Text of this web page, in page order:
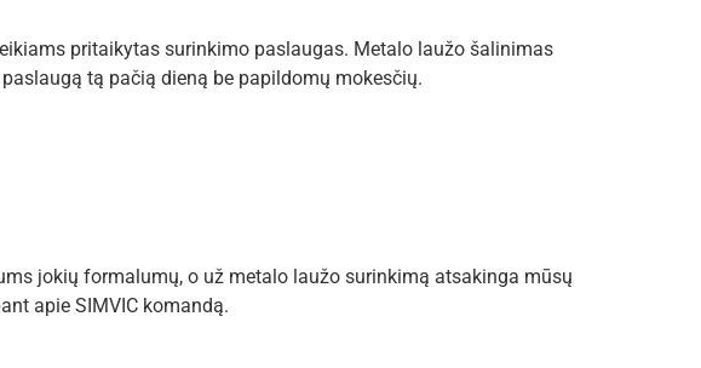
pritaikytas surinkimo paslaugas. Metalo laužo šalinimas
tą pačią dieną be papildomų mokesčių.
jokių formalumų, o už metalo laužo surinkimą atsakinga mūsų
apie SIMVIC komandą.